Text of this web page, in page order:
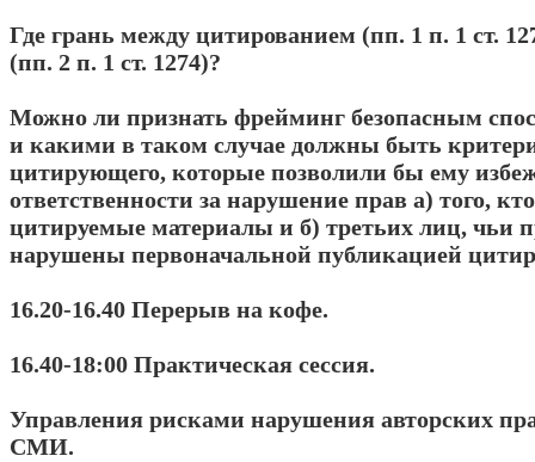
Где грань между цитированием (пп. 1 п. 1 ст.
(пп. 2 п. 1 ст. 1274)?
Можно ли признать фрейминг безопасным
и какими в таком случае должны быть
цитирующего, которые позволили бы ему
ответственности за нарушение прав а) того,
цитируемые материалы и б) третьих лиц, чьи
нарушены первоначальной публикацией
16.20-16.40 Перерыв на кофе.
16.40-18:00 Практическая сессия.
Управления рисками нарушения авторских
СМИ.